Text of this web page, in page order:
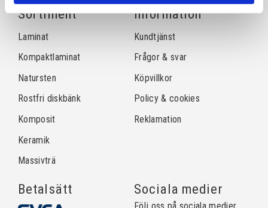
Sortiment
Laminat
Kompaktlaminat
Natursten
Rostfri diskbänk
Komposit
Keramik
Massivträ
Information
Kundtjänst
Frågor & svar
Köpvillkor
Policy & cookies
Reklamation
Betalsätt Sociala medier